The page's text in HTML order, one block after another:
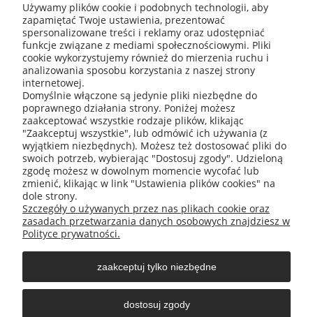
ABIS Pro sp. z o. o.
ul. Głogowska 11
30-416 Kraków
+48 531 809 706
office@abispro.pl
Informacje
Blog
Moje konto
Używamy plików cookie i podobnych technologii, aby
zapamiętać Twoje ustawienia, prezentować
spersonalizowane treści i reklamy oraz udostępniać
funkcje związane z mediami społecznościowymi. Pliki
cookie wykorzystujemy również do mierzenia ruchu i
analizowania sposobu korzystania z naszej strony
internetowej.
Domyślnie włączone są jedynie pliki niezbędne do
poprawnego działania strony. Poniżej możesz
zaakceptować wszystkie rodzaje plików, klikając
"Zaakceptuj wszystkie", lub odmówić ich używania (z
wyjątkiem niezbędnych). Możesz też dostosować pliki do
swoich potrzeb, wybierając "Dostosuj zgody". Udzieloną
zgodę możesz w dowolnym momencie wycofać lub
zmienić, klikając w link "Ustawienia plików cookies" na
dole strony.
Szczegóły o używanych przez nas plikach cookie oraz
zasadach przetwarzania danych osobowych znajdziesz w
Polityce prywatności.
zaakceptuj tylko niezbędne
dostosuj zgody